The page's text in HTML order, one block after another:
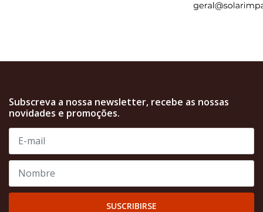
Subscreva a nossa newsletter, recebe as nossas
novidades e promoções.
SUSCRIBIRSE